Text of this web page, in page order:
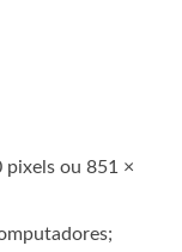
pixels ou 851 ×